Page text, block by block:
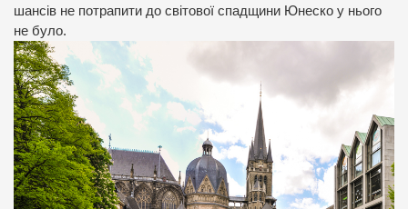
шансів не потрапити до світової спадщини Юнеско у нього
не було.